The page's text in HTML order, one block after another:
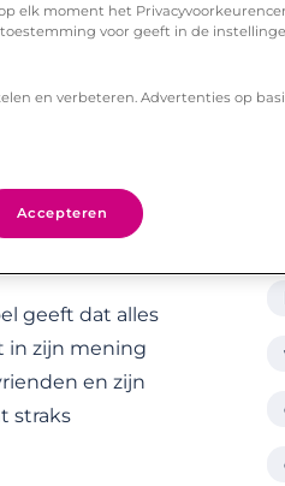
ineens van de
late reactie,
vrouwelijke
geeft dat alles
in zijn mening
en zijn
straks
elk moment het
voor geeft in de
en verbeteren. Advertenties op
Accepteren